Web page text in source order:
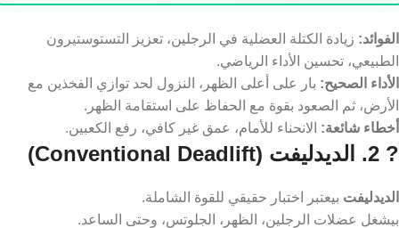
الفوائد: زيادة الكتلة العضلية في الرجلين، تعزيز التستوستيرون
الطبيعي، تحسين الأداء الرياضي.
الأداء الصحيح: بار على أعلى الظهر، النزول لحد توازي الفخذين مع
الأرض، ثم الصعود بقوة مع الحفاظ على استقامة الظهر.
أخطاء شائعة:
الانحناء للأمام، عمق غير كافي، رفع الكعبين.
? 2. الديدليفت (Conventional Deadlift)